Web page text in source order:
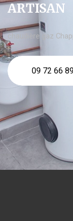
ARTISAN
chaudière gaz
09 72 66